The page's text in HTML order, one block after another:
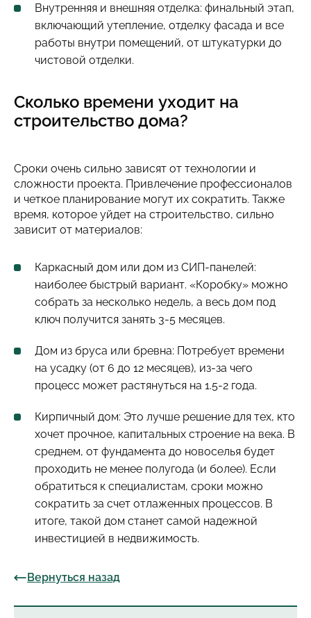
Внутренняя и внешняя отделка: финальный этап,
включающий утепление, отделку фасада и все
работы внутри помещений, от штукатурки до
чистовой отделки.
Сколько времени уходит на
строительство дома?
Сроки очень сильно зависят от технологии и
сложности проекта. Привлечение профессионалов
и четкое планирование могут их сократить. Также
время, которое уйдет на строительство, сильно
зависит от материалов:
Каркасный дом или дом из СИП-панелей:
наиболее быстрый вариант. «Коробку» можно
собрать за несколько недель, а весь дом под
ключ получится занять 3-5 месяцев.
Дом из бруса или бревна: Потребует времени
на усадку (от 6 до 12 месяцев), из-за чего
процесс может растянуться на 1.5-2 года.
Кирпичный дом: Это лучше решение для тех, кто
хочет прочное, капитальных строение на века. В
среднем, от фундамента до новоселья будет
проходить не менее полугода (и более). Если
обратиться к специалистам, сроки можно
сократить за счет отлаженных процессов. В
итоге, такой дом станет самой надежной
инвестицией в недвижимость.
Вернуться назад